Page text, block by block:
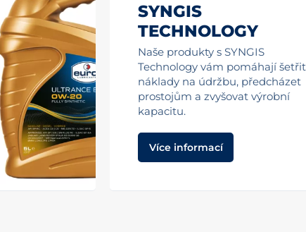
SYNGIS
TECHNOLOGY
Naše produkty s SYNGIS
Technology vám pomáhají šetřit
náklady na údržbu, předcházet
prostojům a zvyšovat výrobní
kapacitu.
Více informací